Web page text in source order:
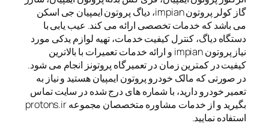
گاز کولر پروتون impian، دیاگ پروتون ایمپیان جی اسکن
می باشد که خدمات تخصصی ارائه می کند. عیب یابی با
دستگاه دیاگ، کنترل کیفیت خدمات، تهیه لوازم یدکی مورد
نیاز پروتون impian و ارائه خدمات تعمیرات با بالاترین
کیفیت در کمترین زمان در تعمیرگاه پروتونز انجام می شود.
در صورتی که مالک خودرو پروتون ایمپیان هستید و نیاز به
تعمیر خودرو دارید، با شماره های درج شده در سایت تماس
بگیرید و از خدمات مشاوره متخصصان مجموعه protons.ir
استفاده نمایید.